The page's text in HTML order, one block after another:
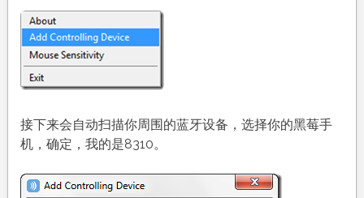
接下来会自动扫描你周围的蓝牙设备，选择你的黑莓手
机，确定，我的是8310。